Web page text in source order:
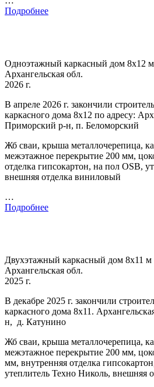
Подробнее
Одноэтажный каркасный дом 8х12
Архангельская обл.
2026 г.
В апреле 2026 г. закончили
каркасного дома 8х12 по адресу:
Приморский р-н, п. Беломорский
Жб сваи, крыша металлочерепица,
межэтажное перекрытие 200 мм,
отделка гипсокартон, на пол OSB,
внешняя отделка виниловый
…
Подробнее
Двухэтажный каркасный дом 8х11 м
Архангельская обл.
2025 г.
В декабре 2025 г. закончили
каркасного дома 8х11.
н, д. Катунино
Жб сваи, крыша металлочерепица,
межэтажное перекрытие 200 мм,
мм, внутренняя отделка
утеплитель Техно Николь, внешняя